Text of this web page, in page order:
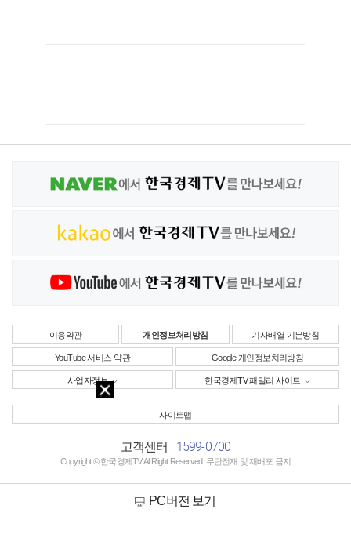
이용약관 개인정보처리방침 기사배열 기본방침
YouTube 서비스 약관 Google 개인정보처리방침
사업자정보 한국경제TV 패밀리 사이트
사이트맵
고객센터 1599-0700
Copyright © 한국경제TV All Right Reserved. 무단전재 및 재배포 금지
PC버전 보기